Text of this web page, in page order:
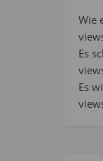
Wie
Es
Es